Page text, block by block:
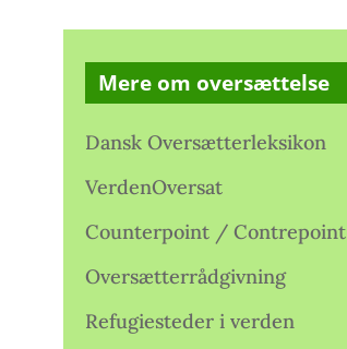
Mere om oversættelse
Dansk Oversætterleksikon
VerdenOversat
Counterpoint / Contrepoint
Oversætterrådgivning
Refugiesteder i verden